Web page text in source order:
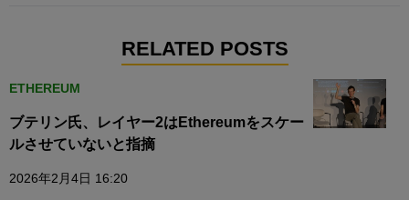
RELATED POSTS
ETHEREUM
ブテリン氏、レイヤー2はEthereumをスケー
ルさせていないと指摘
2026年2月4日 16:20